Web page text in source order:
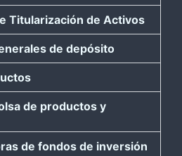
Titularización de Activos
de depósito
de productos y
de fondos de inversión